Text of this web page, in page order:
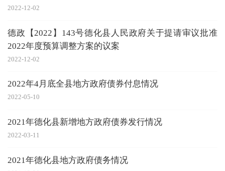
2022-12-02
德政【2022】143号德化县人民政府关于提请审议批准
2022年度预算调整方案的议案
2022-12-02
2022年4月底全县地方政府债券付息情况
2022-05-10
2021年德化县新增地方政府债券发行情况
2022-03-11
2021年德化县地方政府债务情况